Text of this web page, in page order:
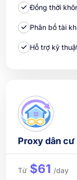
Đồng thời
Phân bổ tài
Hỗ trợ kỹ
Proxy dân cư
Từ $61 /day